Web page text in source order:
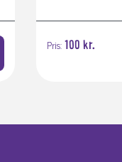
Pris: 100 kr.